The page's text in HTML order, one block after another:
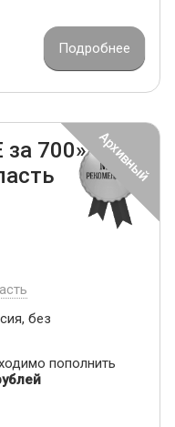
Подробнее
700»
без
пополнить